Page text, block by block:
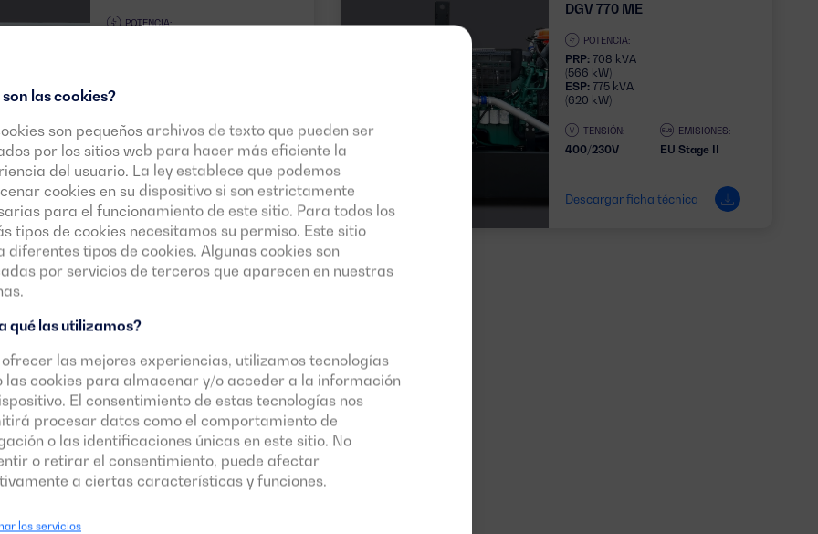
son las cookies?
son pequeños archivos de texto que pueden ser
por los sitios web para hacer más eficiente la
del usuario. La ley establece que podemos
cookies en su dispositivo si son estrictamente
para el funcionamiento de este sitio. Para todos los
tipos de cookies necesitamos su permiso. Este sitio
diferentes tipos de cookies. Algunas cookies son
por servicios de terceros que aparecen en nuestras
qué las utilizamos?
las mejores experiencias, utilizamos tecnologías
las cookies para almacenar y/o acceder a la información
El consentimiento de estas tecnologías nos
procesar datos como el comportamiento de
o las identificaciones únicas en este sitio. No
o retirar el consentimiento, puede afectar
a ciertas características y funciones.
los servicios
POTENCIA:
480/277V EU Stage II
3 FASES
DGV 770 ME
POTENCIA:
PRP: 708 kVA
(566 kW)
ESP: 775 kVA
(620 kW)
TENSIÓN:
400/230V
EMISIONES:
EU Stage II
Descargar ficha técnica